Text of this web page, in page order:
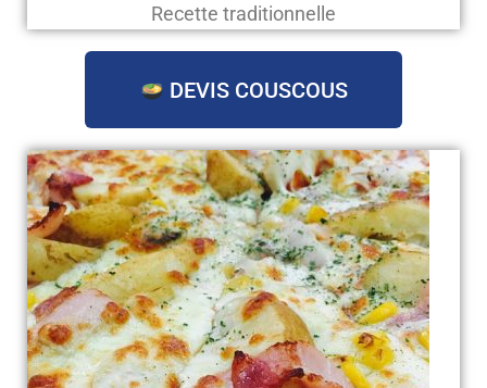
Recette traditionnelle
DEVIS COUSCOUS